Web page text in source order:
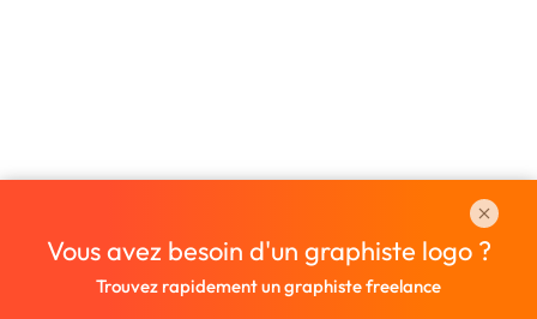
Vous avez besoin d'un graphiste logo ?
Trouvez rapidement un graphiste freelance